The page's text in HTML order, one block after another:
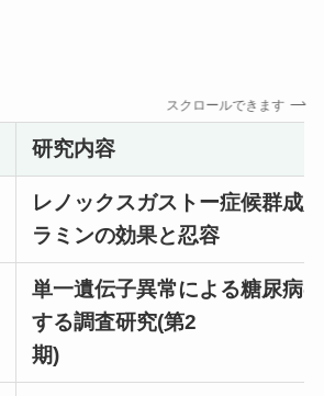
スクロールできます
研究内容
レノックスガストー症候群成
ラミンの効果と忍容
単一遺伝子異常による糖尿病
する調査研究(第2
期)